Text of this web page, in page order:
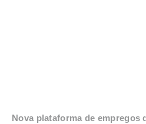
Nova plataforma de empregos